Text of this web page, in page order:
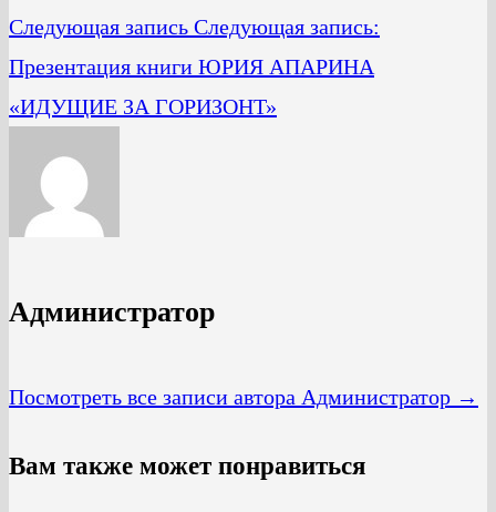
Следующая запись Следующая запись:
Презентация книги ЮРИЯ АПАРИНА
«ИДУЩИЕ ЗА ГОРИЗОНТ»
Администратор
Посмотреть все записи автора Администратор →
Вам также может понравиться